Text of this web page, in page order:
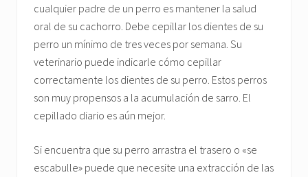
cualquier padre de un perro es mantener la salud
oral de su cachorro. Debe cepillar los dientes de su
perro un mínimo de tres veces por semana. Su
veterinario puede indicarle cómo cepillar
correctamente los dientes de su perro. Estos perros
son muy propensos a la acumulación de sarro. El
cepillado diario es aún mejor.
Si encuentra que su perro arrastra el trasero o «se
escabulle» puede que necesite una extracción de las